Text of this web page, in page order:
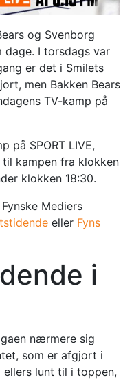
og Svenborg
dage. I torsdags var
er det i Smilets
men Bakken Bears
TV-kamp på
på SPORT LIVE,
kampen fra klokken
klokken 18:30.
Mediers
eller Fyns
i
nærmere sig
som er afgjort i
ellers lunt til i toppen,